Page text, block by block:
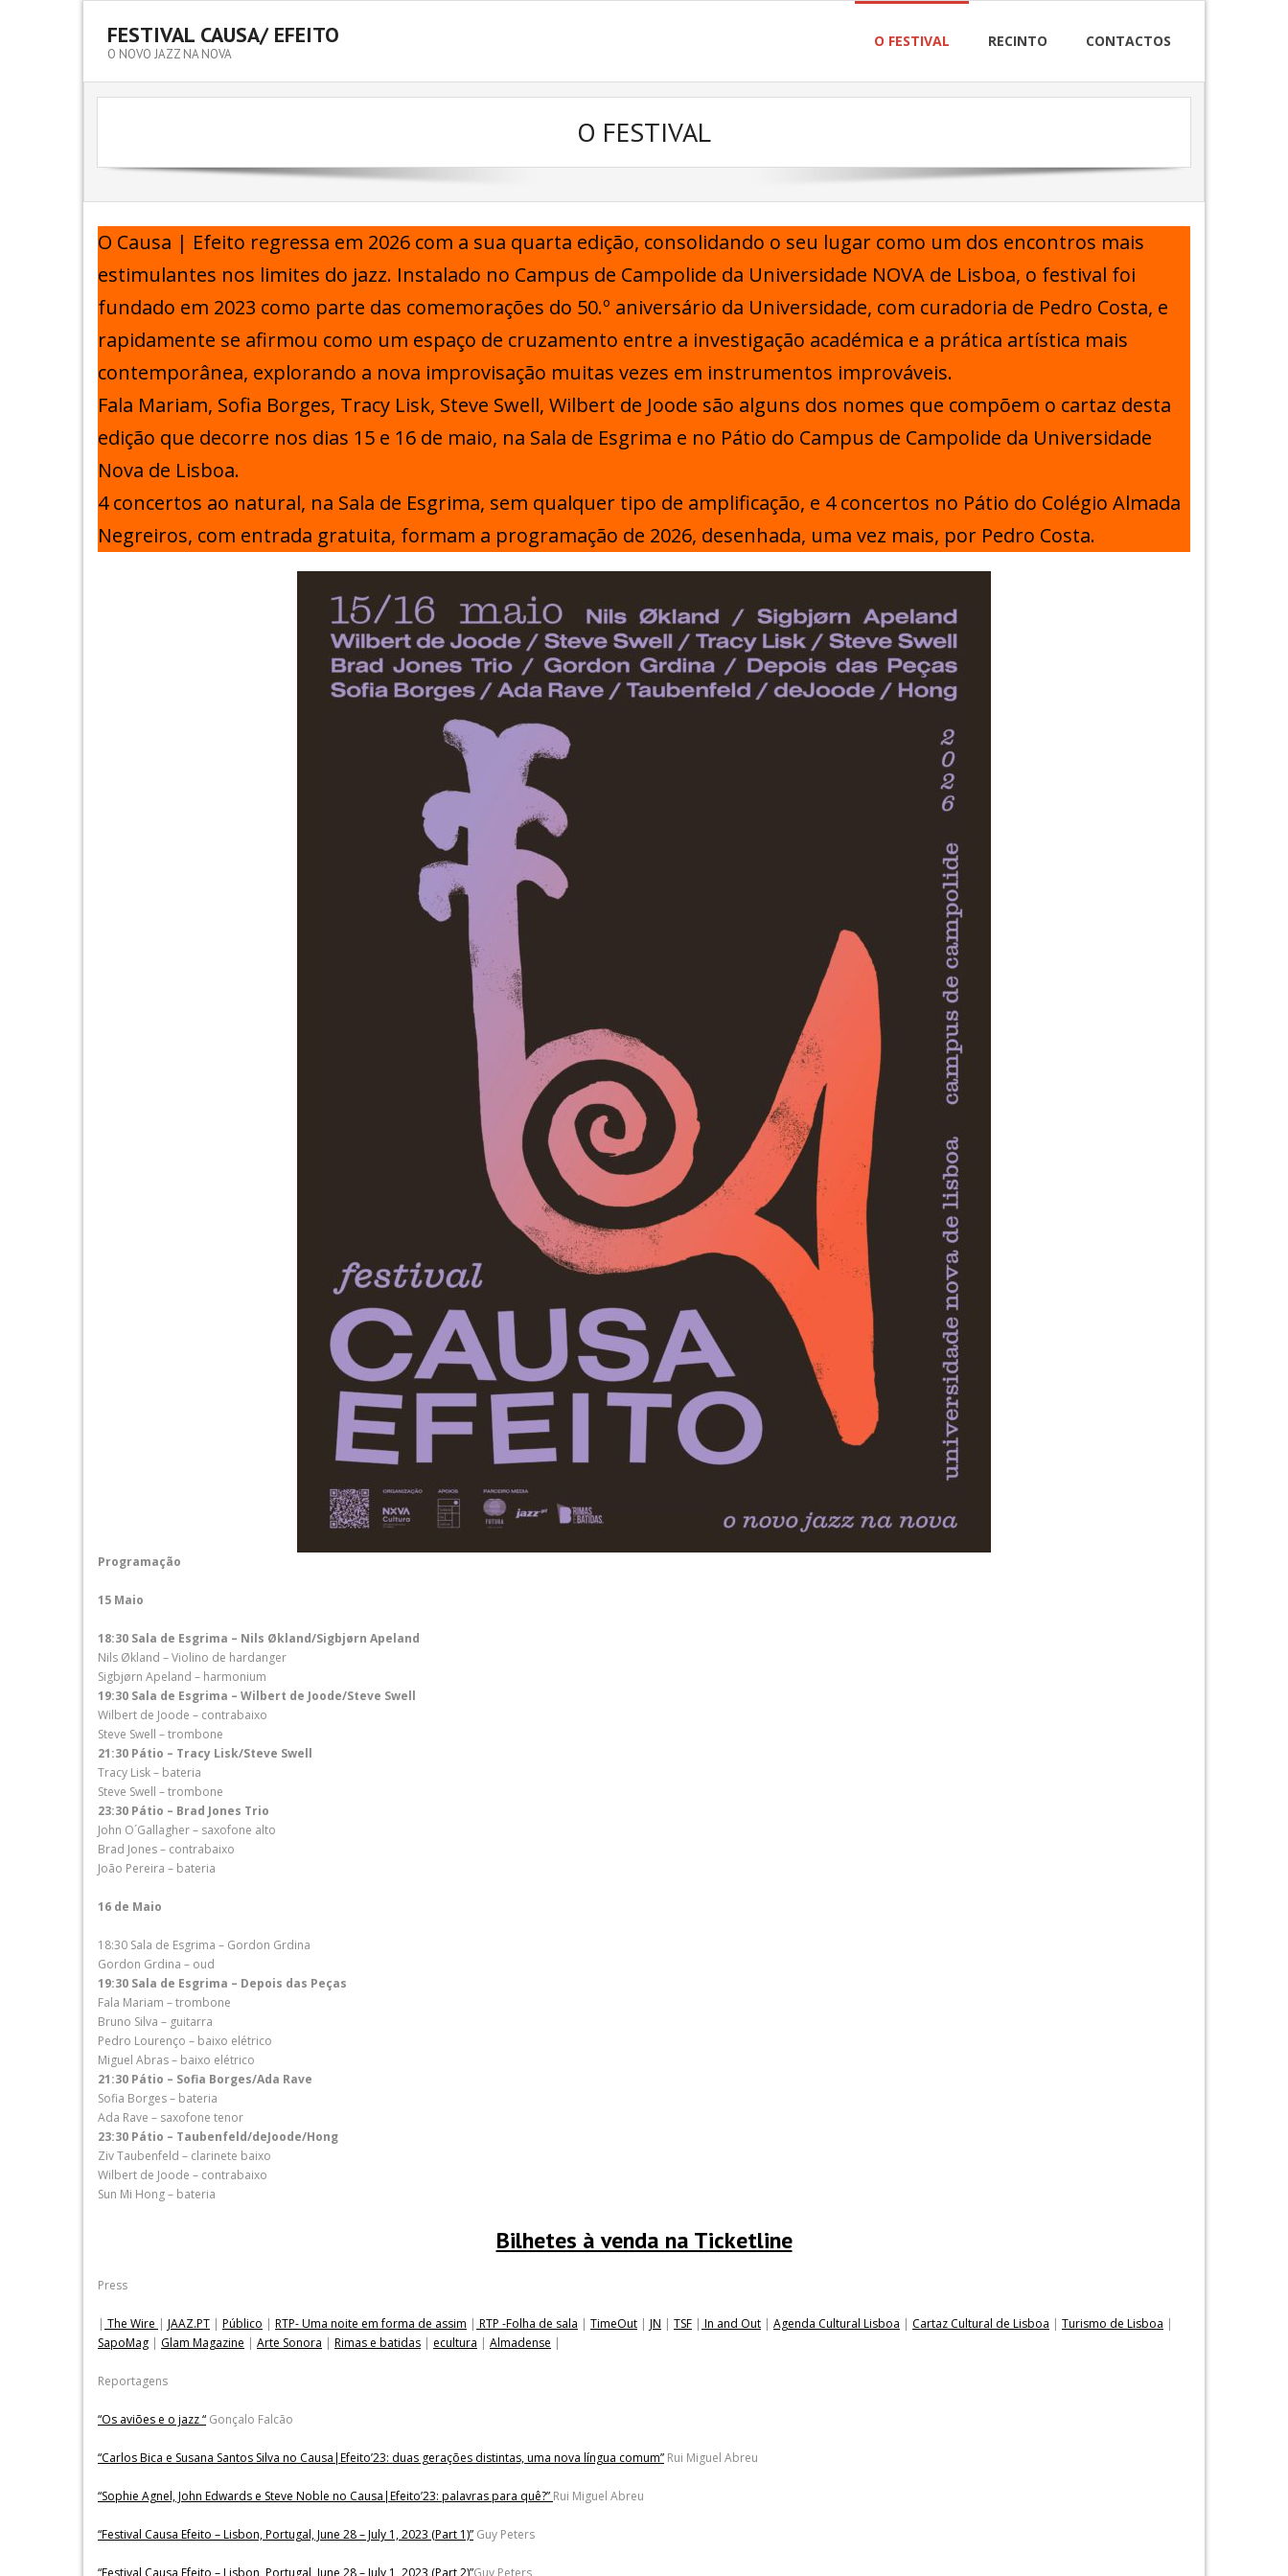
FESTIVAL CAUSA/ EFEITO
O NOVO JAZZ NA NOVA
O FESTIVAL RECINTO CONTACTOS
O FESTIVAL
O Causa | Efeito regressa em 2026 com a sua quarta edição, consolidando o seu lugar como um dos encontros mais
estimulantes nos limites do jazz. Instalado no Campus de Campolide da Universidade NOVA de Lisboa, o festival foi
fundado em 2023 como parte das comemorações do 50.º aniversário da Universidade, com curadoria de Pedro Costa, e
rapidamente se afirmou como um espaço de cruzamento entre a investigação académica e a prática artística mais
contemporânea, explorando a nova improvisação muitas vezes em instrumentos improváveis.
Fala Mariam, Sofia Borges, Tracy Lisk, Steve Swell, Wilbert de Joode são alguns dos nomes que compõem o cartaz desta
edição que decorre nos dias 15 e 16 de maio, na Sala de Esgrima e no Pátio do Campus de Campolide da Universidade
Nova de Lisboa.
4 concertos ao natural, na Sala de Esgrima, sem qualquer tipo de amplificação, e 4 concertos no Pátio do Colégio Almada
Negreiros, com entrada gratuita, formam a programação de 2026, desenhada, uma vez mais, por Pedro Costa.
Programação
15 Maio
18:30 Sala de Esgrima – Nils Økland/Sigbjørn Apeland
Nils Økland – Violino de hardanger
Sigbjørn Apeland – harmonium
19:30 Sala de Esgrima – Wilbert de Joode/Steve Swell
Wilbert de Joode – contrabaixo
Steve Swell – trombone
21:30 Pátio – Tracy Lisk/Steve Swell
Tracy Lisk – bateria
Steve Swell – trombone
23:30 Pátio – Brad Jones Trio
John O´Gallagher – saxofone alto
Brad Jones – contrabaixo
João Pereira – bateria
16 de Maio
18:30 Sala de Esgrima – Gordon Grdina
Gordon Grdina – oud
19:30 Sala de Esgrima – Depois das Peças
Fala Mariam – trombone
Bruno Silva – guitarra
Pedro Lourenço – baixo elétrico
Miguel Abras – baixo elétrico
21:30 Pátio – Sofia Borges/Ada Rave
Sofia Borges – bateria
Ada Rave – saxofone tenor
23:30 Pátio – Taubenfeld/deJoode/Hong
Ziv Taubenfeld – clarinete baixo
Wilbert de Joode – contrabaixo
Sun Mi Hong – bateria
Bilhetes à venda na Ticketline
Press
| The Wire | JAAZ.PT | Público | RTP- Uma noite em forma de assim | RTP -Folha de sala | TimeOut | JN | TSF | In and Out | Agenda Cultural Lisboa | Cartaz Cultural de Lisboa | Turismo de Lisboa |
SapoMag | Glam Magazine | Arte Sonora | Rimas e batidas | ecultura | Almadense |
Reportagens
“Os aviões e o jazz “ Gonçalo Falcão
“Carlos Bica e Susana Santos Silva no Causa|Efeito’23: duas gerações distintas, uma nova língua comum” Rui Miguel Abreu
“Sophie Agnel, John Edwards e Steve Noble no Causa|Efeito’23: palavras para quê?” Rui Miguel Abreu
“Festival Causa Efeito – Lisbon, Portugal, June 28 – July 1, 2023 (Part 1)” Guy Peters